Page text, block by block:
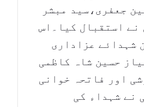
جعفری،سید مبشر
نے استقبال کیا۔اس
شہدائے عزاداری
حسین شاہ کاظمی
اور فاتحہ خوانی
نے شہداء کی